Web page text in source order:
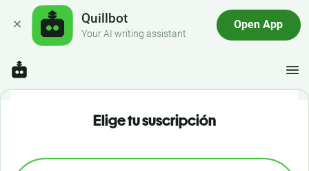
Quillbot
Your AI writing assistant
Open App
Elige tu suscripción